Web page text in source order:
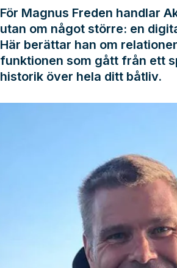
För Magnus Freden handlar
utan om något större: en
Här berättar han om
funktionen som gått från ett
historik över hela ditt båtliv.